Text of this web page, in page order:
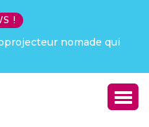
!
nomade qui